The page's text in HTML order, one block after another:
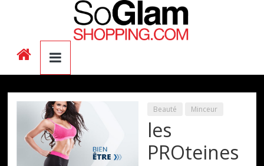
Beauté Minceur
les
PROteines